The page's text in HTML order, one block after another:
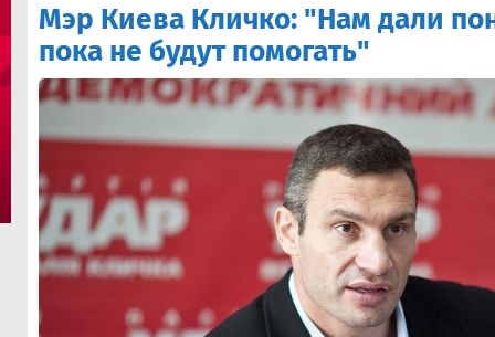
Мэр Киева Кличко: "Нам дали
пока не будут помогать"